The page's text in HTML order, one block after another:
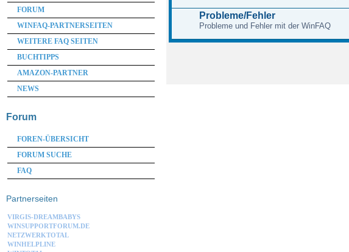
Probleme/Fehler
Probleme und Fehler mit der WinFAQ
FORUM
WINFAQ-PARTNERSEITEN
WEITERE FAQ SEITEN
BUCHTIPPS
AMAZON-PARTNER
NEWS
Forum
FOREN-ÜBERSICHT
FORUM SUCHE
FAQ
Partnerseiten
VIRGIS-DREAMBABYS
WINSUPPORTFORUM.DE
NETZWERKTOTAL
WINHELPLINE